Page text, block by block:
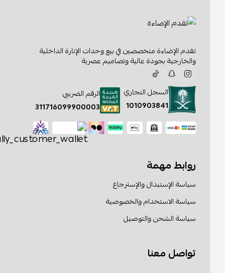
تقدم الإضاءة متخصصين في بيع وحدات الإنارة الداخلية
والخارجية بجودة عالية وتصاميم عصرية
السجل التجاري
1010903841
الرقم الضريبي
311716099900003
روابط مهمة
سياسة الإستبدال والإسترجاع
سياسة الاستخدام والخصوصية
سياسة الشحن والتوصيل
تواصل معنا